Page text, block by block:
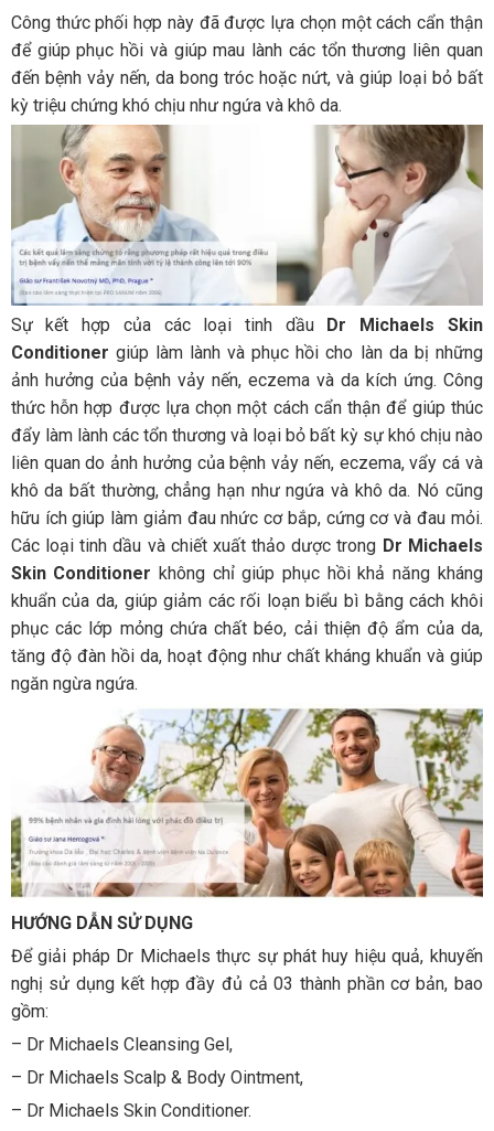
Công thức phối hợp này đã được lựa chọn một cách cẩn thận
để giúp phục hồi và giúp mau lành các tổn thương liên quan
đến bệnh vảy nến, da bong tróc hoặc nứt, và giúp loại bỏ bất
kỳ triệu chứng khó chịu như ngứa và khô da.
Sự kết hợp của các loại tinh dầu Dr Michaels Skin
Conditioner giúp làm lành và phục hồi cho làn da bị những
ảnh hưởng của bệnh vảy nến, eczema và da kích ứng. Công
thức hỗn hợp được lựa chọn một cách cẩn thận để giúp thúc
đẩy làm lành các tổn thương và loại bỏ bất kỳ sự khó chịu nào
liên quan do ảnh hưởng của bệnh vảy nến, eczema, vẩy cá và
khô da bất thường, chẳng hạn như ngứa và khô da. Nó cũng
hữu ích giúp làm giảm đau nhức cơ bắp, cứng cơ và đau mỏi.
Các loại tinh dầu và chiết xuất thảo dược trong Dr Michaels
Skin Conditioner không chỉ giúp phục hồi khả năng kháng
khuẩn của da, giúp giảm các rối loạn biểu bì bằng cách khôi
phục các lớp mỏng chứa chất béo, cải thiện độ ẩm của da,
tăng độ đàn hồi da, hoạt động như chất kháng khuẩn và giúp
ngăn ngừa ngứa.
HƯỚNG DẪN SỬ DỤNG
Để giải pháp Dr Michaels thực sự phát huy hiệu quả, khuyến
nghị sử dụng kết hợp đầy đủ cả 03 thành phần cơ bản, bao
gồm:
– Dr Michaels Cleansing Gel,
– Dr Michaels Scalp & Body Ointment,
– Dr Michaels Skin Conditioner.